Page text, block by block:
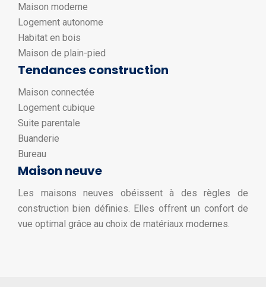
Maison moderne
Logement autonome
Habitat en bois
Maison de plain-pied
Tendances construction
Maison connectée
Logement cubique
Suite parentale
Buanderie
Bureau
Maison neuve
Les maisons neuves obéissent à des règles de
construction bien définies. Elles offrent un confort de
vue optimal grâce au choix de matériaux modernes.